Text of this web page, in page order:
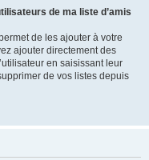
de ma liste d’amis
de les ajouter à votre
ajouter directement des
en saisissant leur
de vos listes depuis